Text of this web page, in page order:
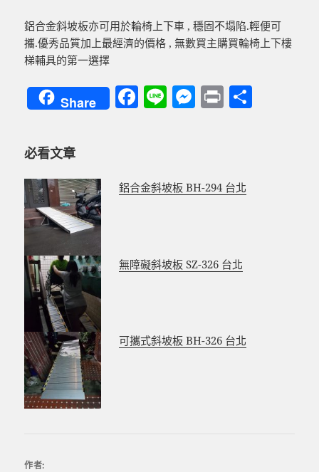
鋁合金斜坡板亦可用於輪椅上下車 , 穩固不塌陷.輕便可
攜.優秀品質加上最經濟的價格 , 無數買主購買輪椅上下樓
梯輔具的第一選擇
Share F
b
k
Li M
g
P
必看文章
鋁合金斜坡板 BH-294 台北
無障礙斜坡板 SZ-326 台北
可攜式斜坡板 BH-326 台北
作者: